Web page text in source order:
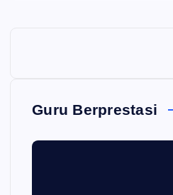
Guru Berprestasi